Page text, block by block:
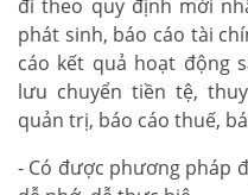
đi theo quy định mới
phát sinh, báo cáo tài
cáo kết quả hoạt động
lưu chuyển tiền tệ,
quản trị, báo cáo thuế,
- Có được phương pháp